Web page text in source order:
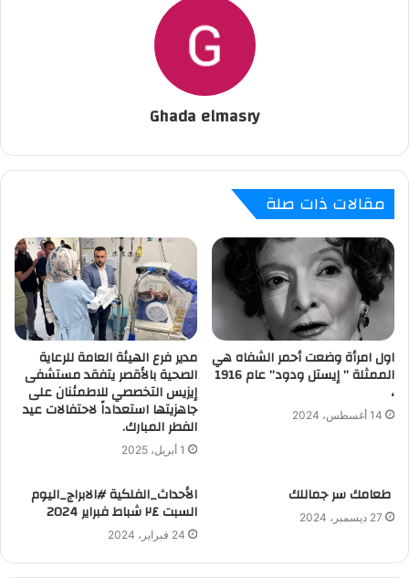
Ghada elmasry
مقالات ذات صلة
اول امرأة وضعت أحمر الشفاه هي
الممثلة ” إيستل ودود” عام 1916
،
14 أغسطس، 2024
مدير فرع الهيئة العامة للرعاية
الصحية بالأقصر يتفقد مستشفى
إيزيس التخصصي للاطمئنان على
جاهزيتها استعداداً لاحتفالات عيد
الفطر المبارك.
1 أبريل، 2025
طعامك سر جماللك
27 ديسمبر، 2024
الأحداث_الفلكية #الابراج_اليوم
السبت ٢٤ شباط فبراير 2024
24 فبراير، 2024